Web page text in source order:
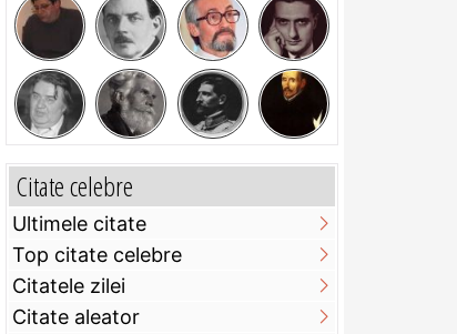
Citate celebre
Ultimele citate
Top citate celebre
Citatele zilei
Citate aleator